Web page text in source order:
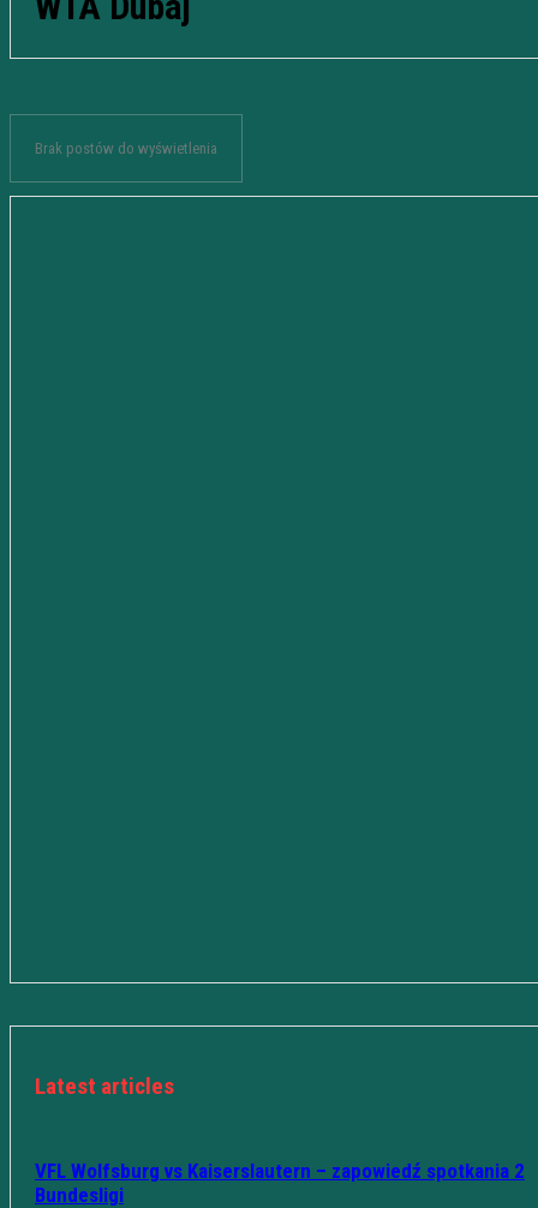
Brak postów do wyświetlenia
Latest articles
VFL Wolfsburg vs Kaiserslautern – zapowiedź spotkania 2
Bundesligi